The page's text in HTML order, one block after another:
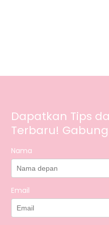
Dapatkan Tips
Terbaru!
Nama
Email